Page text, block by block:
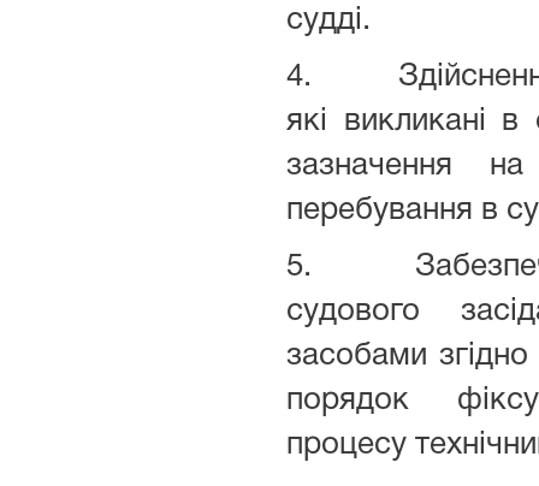
судді.
4. Здійснення
які викликані в
зазначення
перебування в
5.
судового
засобами
порядок
процесу